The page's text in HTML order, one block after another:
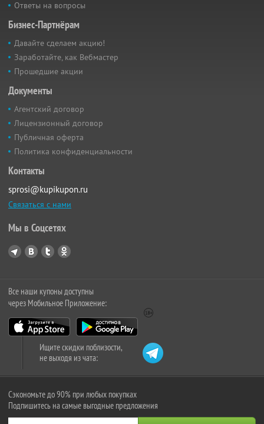
Ответы на вопросы
Бизнес-Партнёрам
Давайте сделаем акцию!
Заработайте, как Вебмастер
Прошедшие акции
Документы
Агентский договор
Лицензионный договор
Публичная оферта
Политика конфиденциальности
Контакты
sprosi@kupikupon.ru
Связаться с нами
Мы в Соцсетях
Все наши купоны доступны
через Мобильное Приложение:
Ищите скидки поблизости,
не выходя из чата:
Сэкономьте до 90% при любых покупках
Подпишитесь на самые выгодные предложения